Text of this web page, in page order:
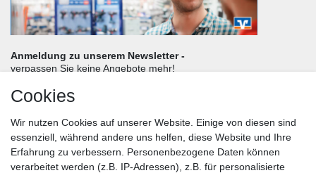
Anmeldung zu unserem Newsletter -
verpassen Sie keine Angebote mehr!
Nachname*
Cookies
Wir nutzen Cookies auf unserer Website. Einige von diesen sind
essenziell, während andere uns helfen, diese Website und Ihre
Erfahrung zu verbessern. Personenbezogene Daten können
verarbeitet werden (z.B. IP-Adressen), z.B. für personalisierte